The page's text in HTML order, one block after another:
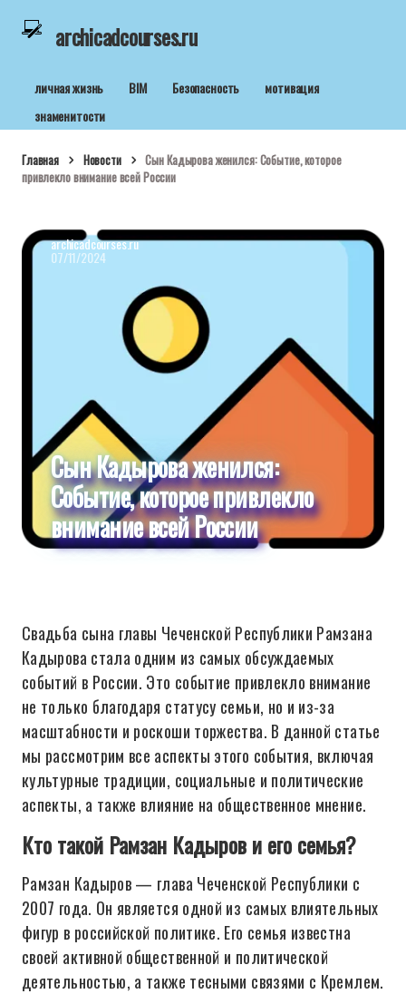
archicadcourses.ru
личная жизнь BIM Безопасность
мотивация
знаменитости
Главная Новости
Сын Кадырова женился: Событие, которое
привлекло внимание всей России
archicadcourses.ru
07/11/2024
Сын Кадырова женился:
Событие, которое привлекло
внимание всей России
Свадьба сына главы Чеченской Республики Рамзана
Кадырова стала одним из самых обсуждаемых
событий в России. Это событие привлекло внимание
не только благодаря статусу семьи, но и из-за
масштабности и роскоши торжества. В данной статье
мы рассмотрим все аспекты этого события, включая
культурные традиции, социальные и политические
аспекты, а также влияние на общественное мнение.
Кто такой Рамзан Кадыров и его семья?
Рамзан Кадыров — глава Чеченской Республики с
2007 года. Он является одной из самых влиятельных
фигур в российской политике. Его семья известна
своей активной общественной и политической
деятельностью, а также тесными связями с Кремлем.